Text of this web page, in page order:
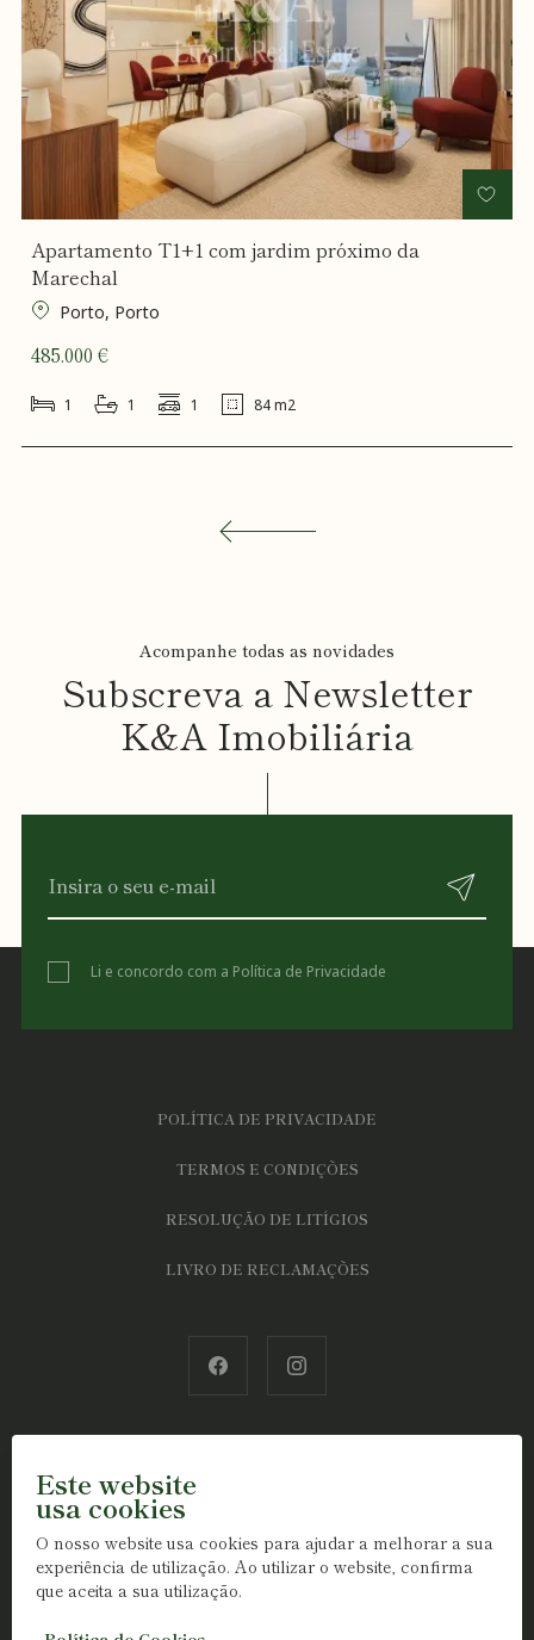
Apartamento T1+1 com jardim próximo da
Marechal
Porto, Porto
485.000 €
1 1 1 84 m2
Acompanhe todas as novidades
Subscreva a Newsletter
K&A Imobiliária
Li e concordo com a Política de Privacidade
POLÍTICA DE PRIVACIDADE
TERMOS E CONDIÇÕES
RESOLUÇÃO DE LITÍGIOS
LIVRO DE RECLAMAÇÕES
Este website
usa cookies
O nosso website usa cookies para ajudar a melhorar a sua
experiência de utilização. Ao utilizar o website, confirma
que aceita a sua utilização.